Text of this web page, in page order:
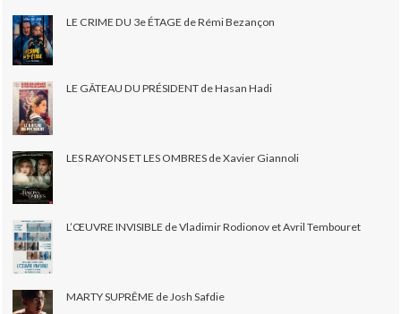
LE CRIME DU 3e ÉTAGE de Rémi Bezançon
LE GÂTEAU DU PRÉSIDENT de Hasan Hadi
LES RAYONS ET LES OMBRES de Xavier Giannoli
L’ŒUVRE INVISIBLE de Vladimir Rodionov et Avril Tembouret
MARTY SUPRÊME de Josh Safdie